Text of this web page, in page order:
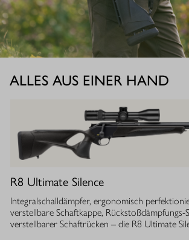
ALLES AUS EINER HAND
R8 Ultimate Silence
Integralschalldämpfer, ergonomisch
verstellbare Schaftkappe, Rückstoßdämpfungs-
verstellbarer Schaftrücken – die R8 Ultimate